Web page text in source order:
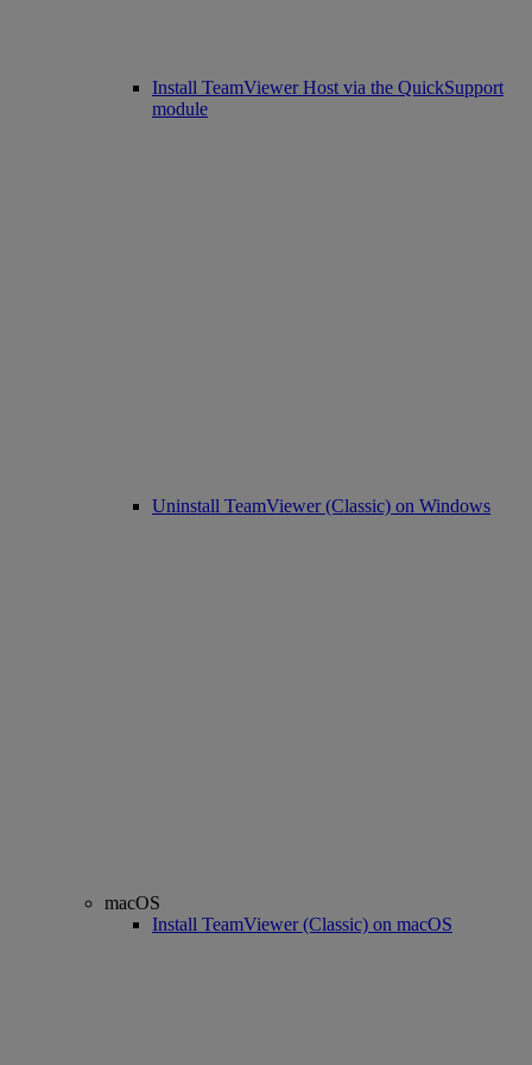
Install TeamViewer Host via the QuickSupport
module
Uninstall TeamViewer (Classic) on Windows
macOS
Install TeamViewer (Classic) on macOS